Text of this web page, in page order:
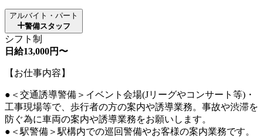
アルバイト・パート
警備スタッフ
シフト制
日給13,000円〜
【お仕事内容】
●＜交通誘導警備＞イベント会場(Jリーグやコンサート等)・
工事現場等で、歩行者の方の案内や誘導業務。事故や渋滞を
防ぐ為に車両の案内や誘導業務をお願いします。
●＜駅警備＞駅構内での巡回警備やお客様の案内業務です。